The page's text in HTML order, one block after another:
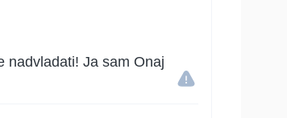
nadvladati! Ja sam Onaj